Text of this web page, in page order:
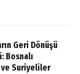
Geri Dönüşü
Bosnalı
Suriyeliler